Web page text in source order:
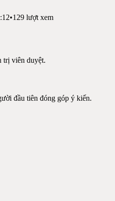
•129 lượt xem
trị viên duyệt.
đầu tiên đóng góp ý kiến.